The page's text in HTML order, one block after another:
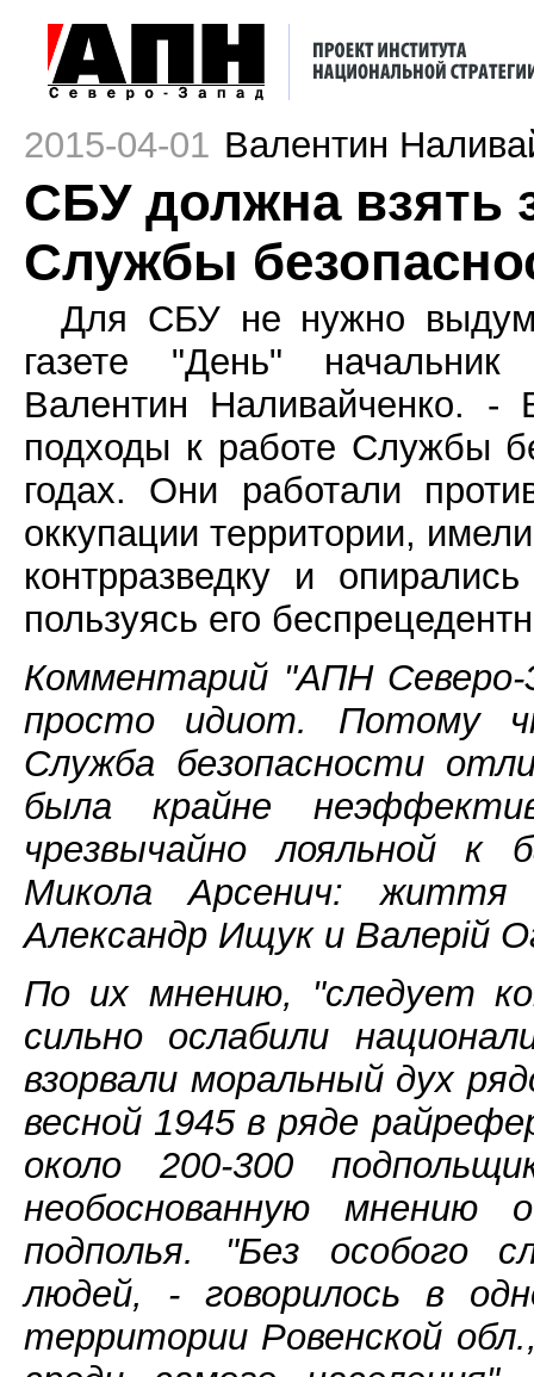
2015-04-01 Валентин
CБУ должна взять
Службы
Для СБУ не нужно
газете "День"
Валентин Наливайченко. -
подходы к работе Службы
годах. Они работали
оккупации территории,
контрразведку и
пользуясь его
Комментарий "АПН Северо-
просто идиот. Потому
Служба безопасности
была крайне
чрезвычайно лояльной к
Микола Арсенич:
Александр Ищук и Валерій
По их мнению, "следует
сильно ослабили
взорвали моральный дух
весной 1945 в ряде
около 200-300
необоснованную мнению
подполья. "Без особого
людей, - говорилось в
территории Ровенской